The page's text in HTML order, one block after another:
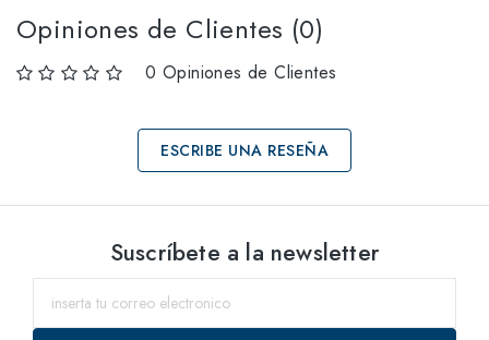
Opiniones de Clientes (0)
0 Opiniones de Clientes
ESCRIBE UNA RESEÑA
Selecciona tallas
dentro del
Suscríbete a la newsletter